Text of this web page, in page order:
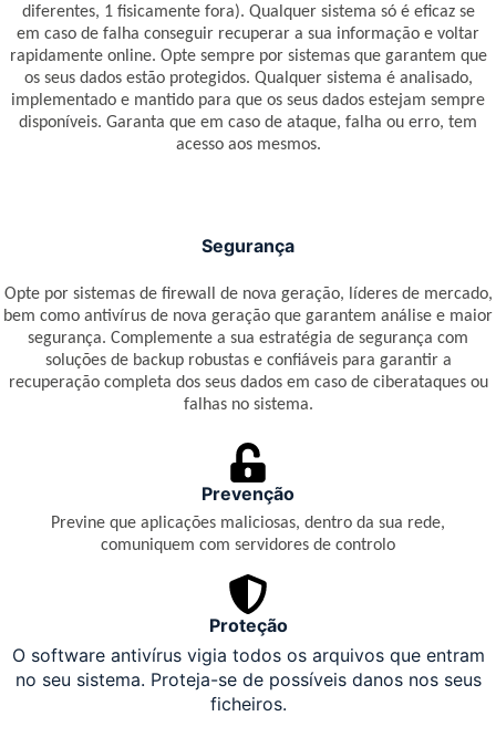
diferentes, 1 fisicamente fora). Qualquer sistema só é eficaz se
em caso de falha conseguir recuperar a sua informação e voltar
rapidamente online. Opte sempre por sistemas que garantem que
os seus dados estão protegidos. Qualquer sistema é analisado,
implementado e mantido para que os seus dados estejam sempre
disponíveis. Garanta que em caso de ataque, falha ou erro, tem
acesso aos mesmos.
Segurança
Opte por sistemas de firewall de nova geração, líderes de mercado,
bem como antivírus de nova geração que garantem análise e maior
segurança. Complemente a sua estratégia de segurança com
soluções de backup robustas e confiáveis para garantir a
recuperação completa dos seus dados em caso de ciberataques ou
falhas no sistema.
Prevenção
Previne que aplicações maliciosas, dentro da sua rede,
comuniquem com servidores de controlo
Proteção
O software antivírus vigia todos os arquivos que entram
no seu sistema. Proteja-se de possíveis danos nos seus
ficheiros.